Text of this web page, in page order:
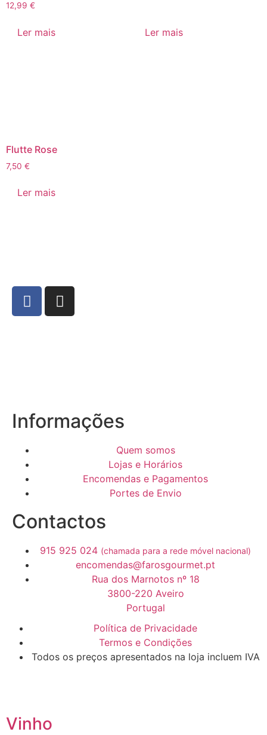
12,99 €
Ler mais Ler mais
Flutte Rose
7,50 €
Ler mais
Informações
Quem somos
Lojas e Horários
Encomendas e Pagamentos
Portes de Envio
Contactos
915 925 024 (chamada para a rede móvel nacional)
encomendas@farosgourmet.pt
Rua dos Marnotos nº 18
3800-220 Aveiro
Portugal
Política de Privacidade
Termos e Condições
Todos os preços apresentados na loja incluem IVA
Vinho